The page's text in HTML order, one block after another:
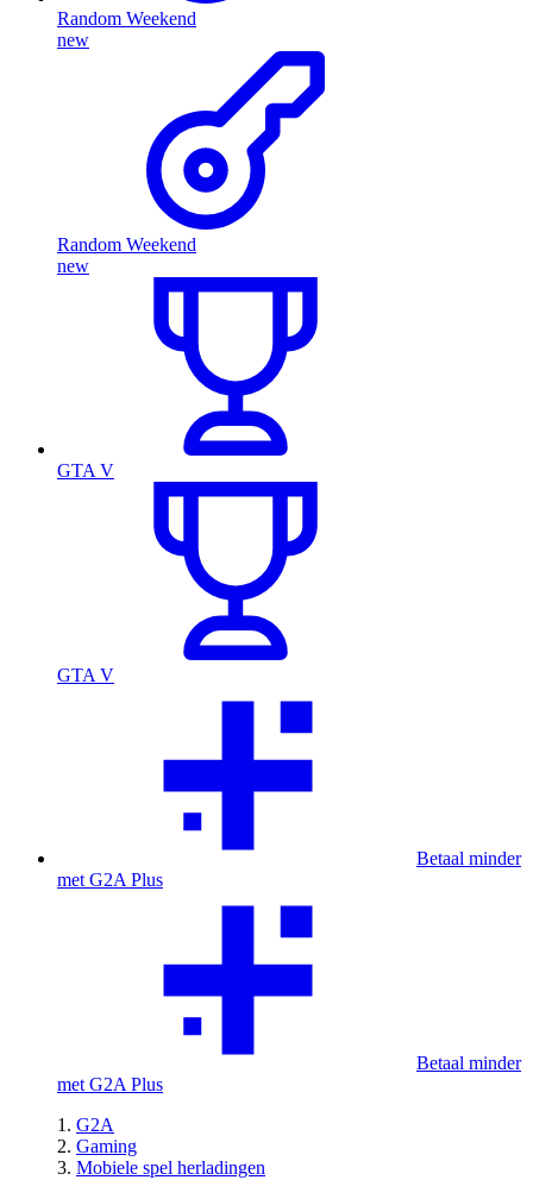
Random Weekend
new
Random Weekend
new
GTA V
GTA V
Betaal minder
met G2A Plus
Betaal minder
met G2A Plus
G2A
Gaming
Mobiele spel herladingen